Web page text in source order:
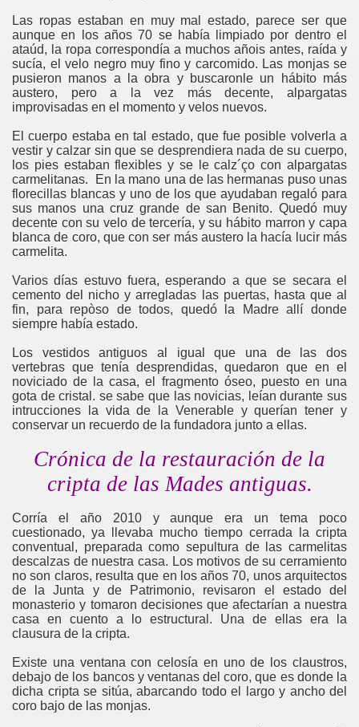
Las ropas estaban en muy mal estado, parece ser que
aunque en los años 70 se había limpiado por dentro el
ataúd, la ropa correspondía a muchos añois antes, raída y
sucía, el velo negro muy fino y carcomido. Las monjas se
pusieron manos a la obra y buscaronle un hábito más
austero, pero a la vez más decente, alpargatas
improvisadas en el momento y velos nuevos.
El cuerpo estaba en tal estado, que fue posible volverla a
vestir y calzar sin que se desprendiera nada de su cuerpo,
los pies estaban flexibles y se le calz´ço con alpargatas
carmelitanas. En la mano una de las hermanas puso unas
florecillas blancas y uno de los que ayudaban regaló para
sus manos una cruz grande de san Benito. Quedó muy
decente con su velo de tercería, y su hábito marron y capa
blanca de coro, que con ser más austero la hacía lucir más
carmelita.
Varios días estuvo fuera, esperando a que se secara el
cemento del nicho y arregladas las puertas, hasta que al
fin, para repòso de todos, quedó la Madre allí donde
siempre había estado.
Los vestidos antiguos al igual que una de las dos
vertebras que tenía desprendidas, quedaron que en el
noviciado de la casa, el fragmento óseo, puesto en una
gota de cristal. se sabe que las novicias, leían durante sus
intrucciones la vida de la Venerable y querían tener y
conservar un recuerdo de la fundadora junto a ellas.
Crónica de la restauración de la
cripta de las Mades antiguas.
Corría el año 2010 y aunque era un tema poco
cuestionado, ya llevaba mucho tiempo cerrada la cripta
conventual, preparada como sepultura de las carmelitas
descalzas de nuestra casa. Los motivos de su cerramiento
no son claros, resulta que en los años 70, unos arquitectos
de la Junta y de Patrimonio, revisaron el estado del
monasterio y tomaron decisiones que afectarían a nuestra
casa en cuento a lo estructural. Una de ellas era la
clausura de la cripta.
Existe una ventana con celosía en uno de los claustros,
debajo de los bancos y ventanas del coro, que es donde la
dicha cripta se sitúa, abarcando todo el largo y ancho del
coro bajo de las monjas.